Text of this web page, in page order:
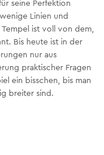
seine Perfektion
Linien und
ist voll von dem,
Bis heute ist in der
nur aus
praktischer Fragen
ein bisschen, bis man
breiter sind.